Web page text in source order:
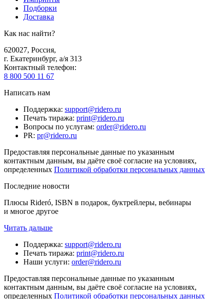
Подборки
Доставка
Как нас найти?
620027, Россия,
г. Екатеринбург, а/я 313
Контактный телефон:
8 800 500 11 67
Написать нам
Поддержка: support@ridero.ru
Печать тиража: print@ridero.ru
Вопросы по услугам: order@ridero.ru
PR: pr@ridero.ru
Предоставляя персональные данные по указанным
контактным данным, вы даёте своё согласие на условиях,
определенных Политикой обработки персональных данных
Последние новости
Плюсы Rideró, ISBN в подарок, буктрейлеры, вебинары
и многое другое
Читать дальше
Поддержка: support@ridero.ru
Печать тиража: print@ridero.ru
Наши услуги: order@ridero.ru
Предоставляя персональные данные по указанным
контактным данным, вы даёте своё согласие на условиях,
определенных Политикой обработки персональных данных